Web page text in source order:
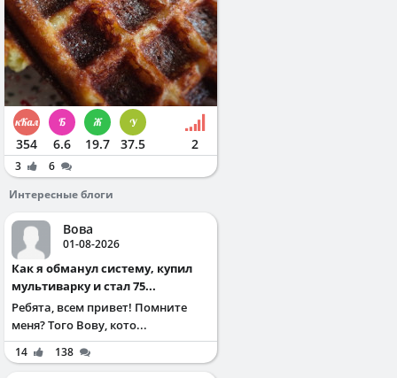
354 6.6 19.7 37.5 2
3
6
Интересные блоги
Вова
01-08-2026
Как я обманул систему, купил
мультиварку и стал 75...
Ребята, всем привет! Помните
меня? Того Вову, кото...
14 138